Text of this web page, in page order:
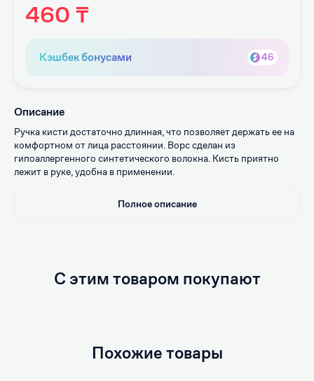
460 ₸
Кэшбек бонусами 46
Описание
Ручка кисти достаточно длинная, что позволяет держать ее на
комфортном от лица расстоянии. Ворс сделан из
гипоаллергенного синтетического волокна. Кисть приятно
лежит в руке, удобна в применении.
Полное описание
С этим товаром покупают
Похожие товары